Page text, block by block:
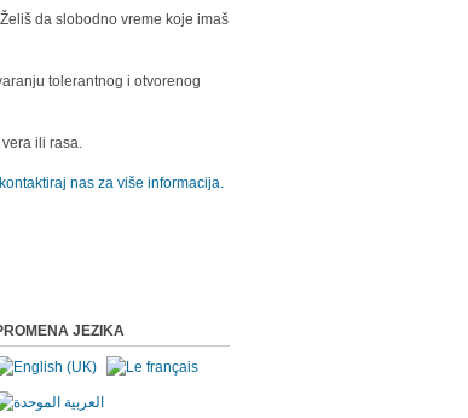
da slobodno vreme koje imaš
tolerantnog i otvorenog
ili rasa.
kontaktiraj nas za više informacija.
JEZIKA